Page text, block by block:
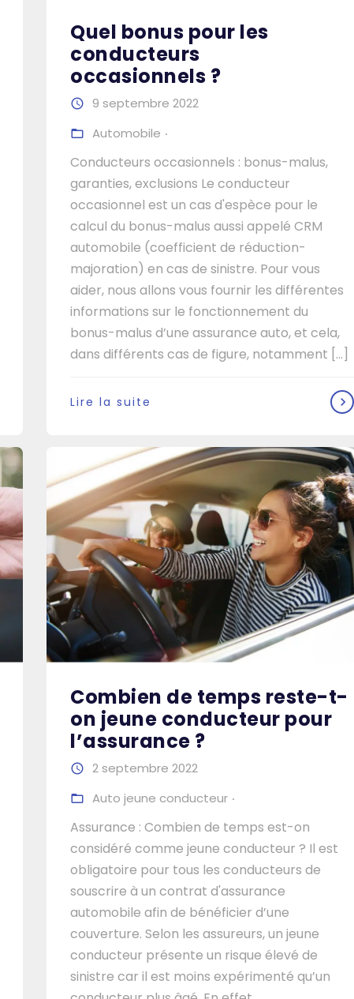
Quel bonus pour les
conducteurs
occasionnels ?
9 septembre 2022
Automobile
Conducteurs occasionnels : bonus-malus,
garanties, exclusions Le conducteur
occasionnel est un cas d'espèce pour le
calcul du bonus-malus aussi appelé CRM
automobile (coefficient de réduction-
majoration) en cas de sinistre. Pour vous
aider, nous allons vous fournir les différentes
informations sur le fonctionnement du
bonus-malus d’une assurance auto, et cela,
dans différents cas de figure, notamment [...]
Lire la suite
Combien de temps reste-t-
on jeune conducteur pour
l’assurance ?
2 septembre 2022
Auto jeune conducteur
Assurance : Combien de temps est-on
considéré comme jeune conducteur ? Il est
obligatoire pour tous les conducteurs de
souscrire à un contrat d'assurance
automobile afin de bénéficier d’une
couverture. Selon les assureurs, un jeune
conducteur présente un risque élevé de
sinistre car il est moins expérimenté qu’un